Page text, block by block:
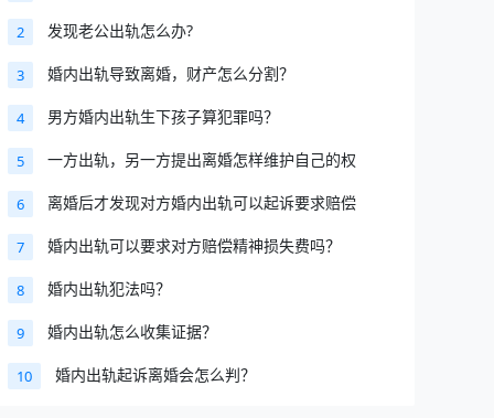
2 发现老公出轨怎么办?
3 婚内出轨导致离婚，财产怎么分割？
4 男方婚内出轨生下孩子算犯罪吗？
5 一方出轨，另一方提出离婚怎样维护自己的权
6 离婚后才发现对方婚内出轨可以起诉要求赔偿
7 婚内出轨可以要求对方赔偿精神损失费吗？
8 婚内出轨犯法吗？
9 婚内出轨怎么收集证据？
10 婚内出轨起诉离婚会怎么判？